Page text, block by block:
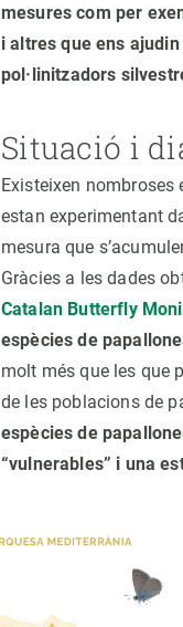
mesures com per
i altres que ens
pol·linitzadors
Situació i
Existeixen nombroses
estan experimentant
mesura que
Gràcies a les dades
Catalan Butterfly
espècies de
molt més que les que
de les poblacions de
espècies de
“vulnerables” i una